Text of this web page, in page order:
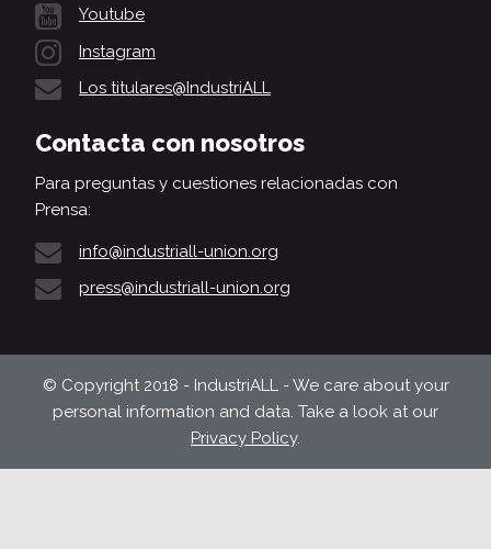
Youtube
Instagram
Los titulares@IndustriALL
Contacta con nosotros
Para preguntas y cuestiones relacionadas con
Prensa:
info@industriall-union.org
press@industriall-union.org
© Copyright 2018 - IndustriALL - We care about your
personal information and data. Take a look at our
Privacy Policy.